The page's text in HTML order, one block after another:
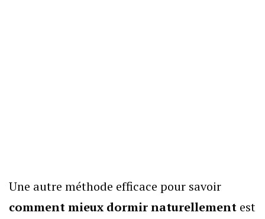
Une autre méthode efficace pour savoir
comment mieux dormir naturellement est